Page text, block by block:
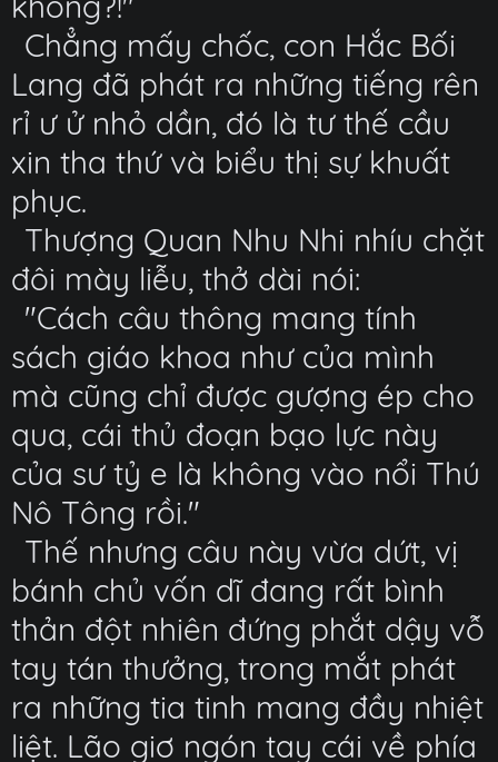
Chẳng mấy chốc, con Hắc Bối
Lang đã phát ra những tiếng rên
rỉ ư ử nhỏ dần, đó là tư thế cầu
xin tha thứ và biểu thị sự khuất
phục.
Thượng Quan Nhu Nhi nhíu chặt
đôi mày liễu, thở dài nói:
"Cách câu thông mang tính
sách giáo khoa như của mình
mà cũng chỉ được gượng ép cho
qua, cái thủ đoạn bạo lực này
của sư tỷ e là không vào nổi Thú
Nô Tông rồi."
Thế nhưng câu này vừa dứt, vị
bánh chủ vốn dĩ đang rất bình
thản đột nhiên đứng phắt dậy vỗ
tay tán thưởng, trong mắt phát
ra những tia tinh mang đầy nhiệt
liệt. Lão giơ ngón tay cái về phía